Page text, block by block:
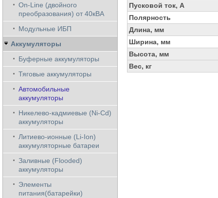
Пусковой ток, А
Полярность
Длина, мм
Ширина, мм
Высота, мм
Вес, кг
On-Line (двойного
преобразования) от 40кВА
Модульные ИБП
Аккумуляторы
Буферные аккумуляторы
Тяговые аккумуляторы
Автомобильные
аккумуляторы
Никелево-кадмиевые (Ni-Cd)
аккумуляторы
Литиево-ионные (Li-Ion)
аккумуляторные батареи
Заливные (Flooded)
аккумуляторы
Элементы
питания(батарейки)